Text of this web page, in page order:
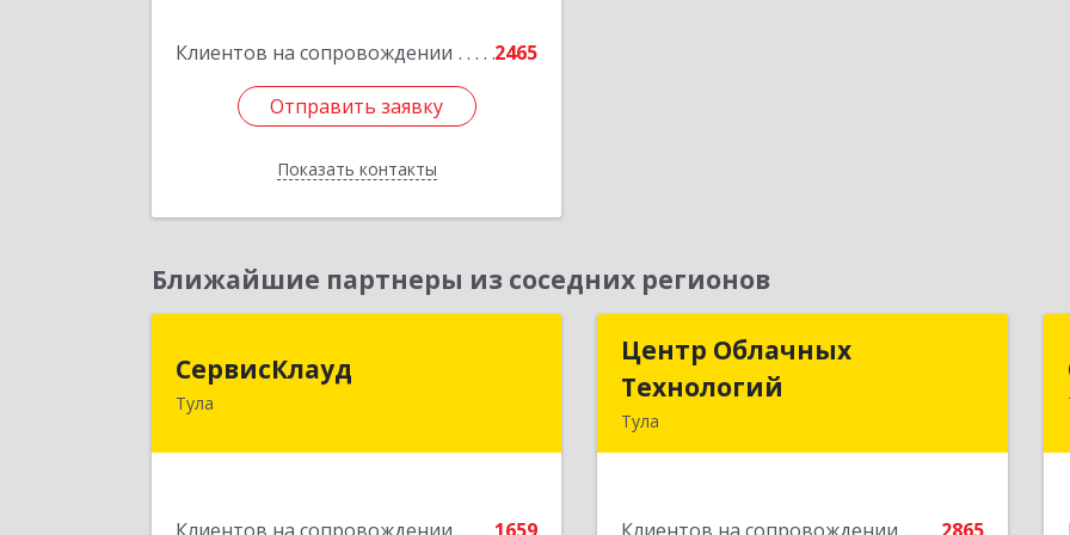
Клиентов на сопровождении 2465
Отправить заявку
Показать контакты
Отправить заявку
Назад
Ближайшие партнеры из соседних регионов
СервисКлауд
Тула
300028, Тульская обл, Тула г, Болдина
Центр Облачных
Технологий
Тула
Центр Облачных